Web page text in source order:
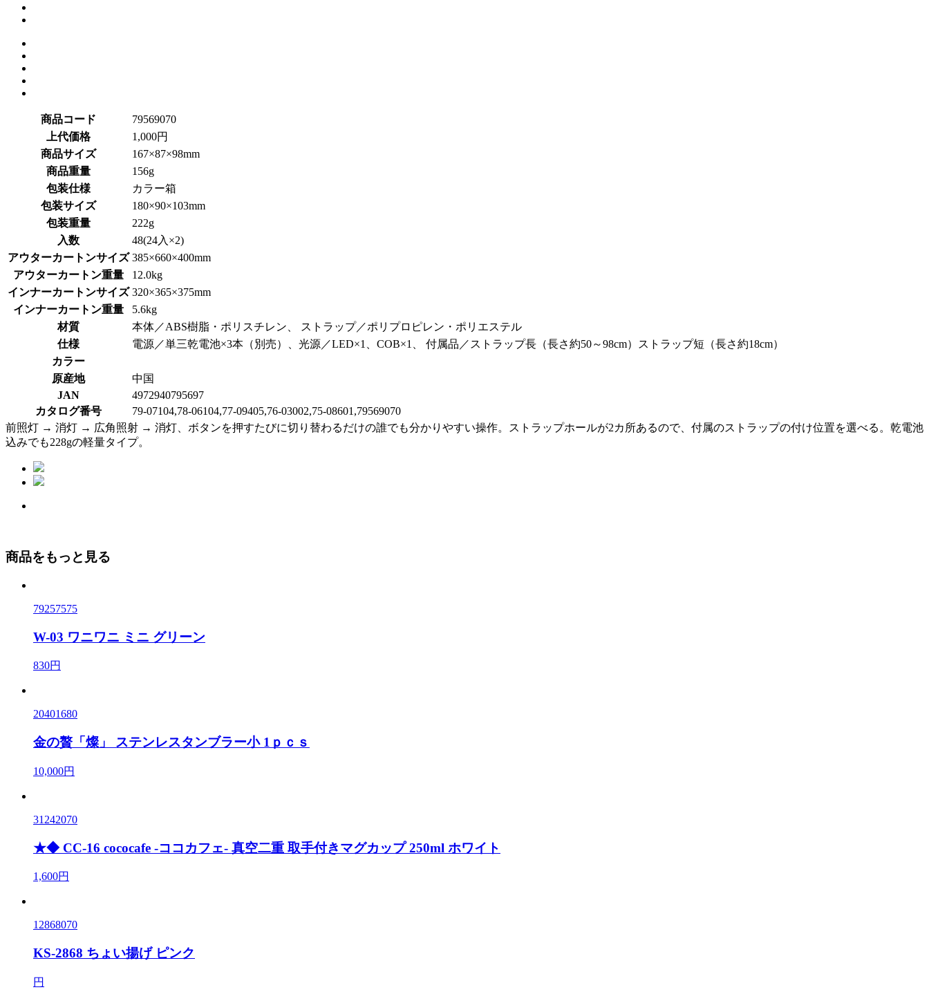
商品コード
79569070
上代価格
1,000円
商品サイズ
167×87×98mm
商品重量
156g
包装仕様
カラー箱
包装サイズ
180×90×103mm
包装重量
222g
入数
48(24入×2)
アウターカートンサイズ 385×660×400mm
アウターカートン重量
12.0kg
インナーカートンサイズ 320×365×375mm
インナーカートン重量
5.6kg
材質
本体／ABS樹脂・ポリスチレン、 ストラップ／ポリプロピレン・ポリエステル
仕様
電源／単三乾電池×3本（別売）、光源／LED×1、COB×1、 付属品／ストラップ長（長さ約50～98cm）ストラップ短（長さ約18cm）
カラー
原産地
中国
JAN
4972940795697
カタログ番号
79-07104,78-06104,77-09405,76-03002,75-08601,79569070
前照灯 → 消灯 → 広角照射 → 消灯、ボタンを押すたびに切り替わるだけの誰でも分かりやすい操作。ストラップホールが2カ所あるので、付属のストラップの付け位置を選べる。乾電池
込みでも228gの軽量タイプ。
商品をもっと見る
79257575
W-03 ワニワニ ミニ グリーン
830円
20401680
金の贅「燦」 ステンレスタンブラー小 1ｐｃｓ
10,000円
31242070
★◆ CC-16 cococafe -ココカフェ- 真空二重 取手付きマグカップ 250ml ホワイト
1,600円
12868070
KS-2868 ちょい揚げ ピンク
円